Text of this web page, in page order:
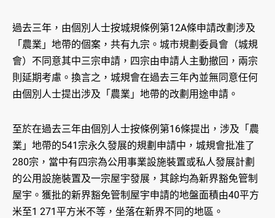
過去三年，由個別人士按城規條例第12A條申請改劃涉及
「農業」地帶的個案，共有九宗。城市規劃委員會（城規
會）不同意其中三宗申請，四宗由申請人主動撤回，兩宗
則延期考慮。換言之，城規會在過去三年內並無同意任何
由個別人士提出涉及「農業」地帶的改劃用途申請。
至於在過去三年由個別人士按條例第16條提出，涉及「農
業」地帶的541宗永久發展的規劃申請中，城規會批准了
280宗，當中有四宗為公用事業設施裝置或私人發展計劃
的公用設施裝置及一宗屋宇發展，其餘均為新界豁免管制
屋宇。獲批的新界豁免管制屋宇申請的地盤面積由40平方
米至1 271平方米不等，坐落在新界不同的地區。